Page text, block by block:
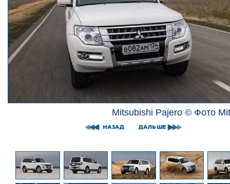
Mitsubishi Pajero © Фото